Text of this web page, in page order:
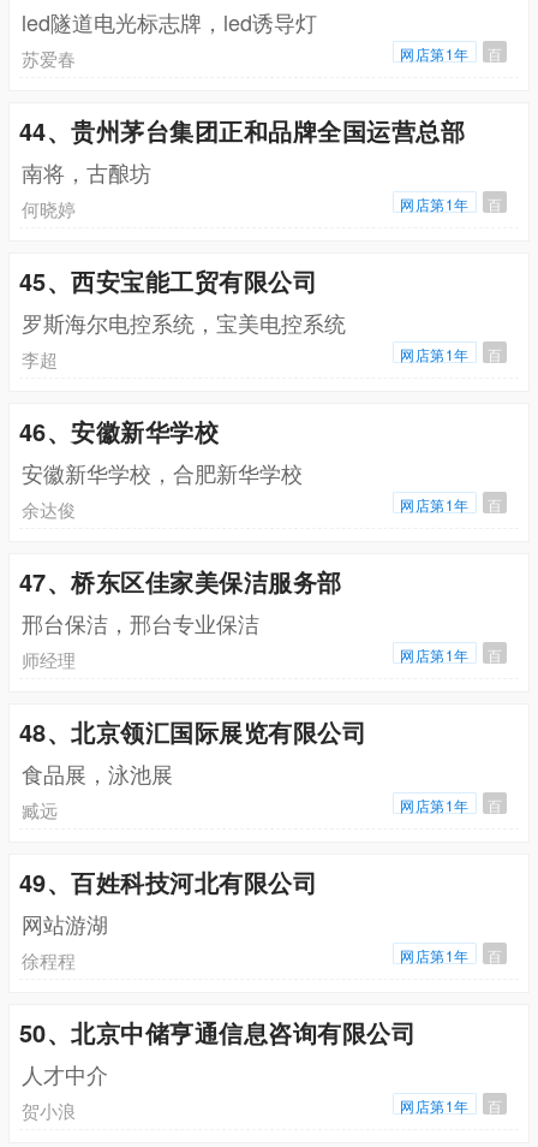
led隧道电光标志牌，led诱导灯
苏爱春 网店第1年 百
44、贵州茅台集团正和品牌全国运营总部
南将，古酿坊
何晓婷 网店第1年 百
45、西安宝能工贸有限公司
罗斯海尔电控系统，宝美电控系统
李超 网店第1年 百
46、安徽新华学校
安徽新华学校，合肥新华学校
余达俊 网店第1年 百
47、桥东区佳家美保洁服务部
邢台保洁，邢台专业保洁
师经理 网店第1年 百
48、北京领汇国际展览有限公司
食品展，泳池展
臧远 网店第1年 百
49、百姓科技河北有限公司
网站游湖
徐程程 网店第1年 百
50、北京中储亨通信息咨询有限公司
人才中介
贺小浪 网店第1年 百